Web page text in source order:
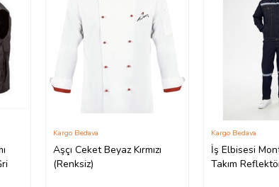
Aşçı Ceket Beyaz Kırmızı
(Renksiz)
Kargo Bedava
İş Elbisesi
Takım
Kargo Bedava